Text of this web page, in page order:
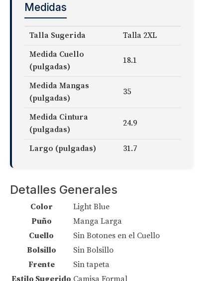
Medidas
Talla Sugerida
Talla 2XL
Medida Cuello
(pulgadas)
18.1
Medida Mangas
(pulgadas)
35
Medida Cintura
(pulgadas)
24.9
Largo (pulgadas) 31.7
Detalles Generales
Color
Light Blue
Puño
Manga Larga
Cuello
Sin Botones en el Cuello
Bolsillo
Sin Bolsillo
Frente
Sin tapeta
Estilo Sugerido Camisa Formal